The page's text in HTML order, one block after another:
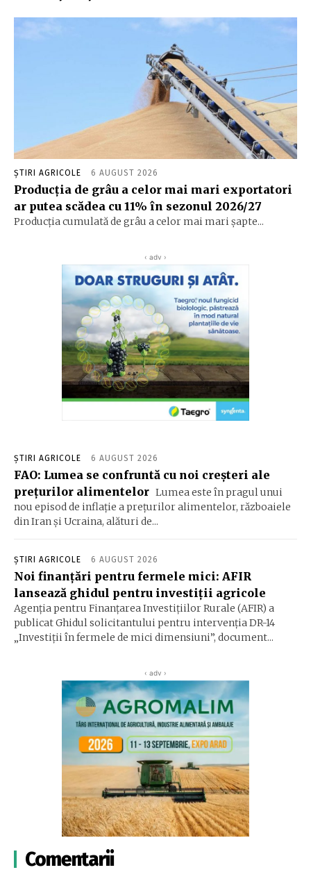
ȘTIRI AGRICOLE 6 AUGUST 2026
Producția de grâu a celor mai mari exportatori
ar putea scădea cu 11% în sezonul 2026/27
Producția cumulată de grâu a celor mai mari șapte...
‹ adv ›
ȘTIRI AGRICOLE 6 AUGUST 2026
FAO: Lumea se confruntă cu noi creşteri ale
preţurilor alimentelor Lumea este în pragul unui
nou episod de inflaţie a preţurilor alimentelor, războaiele
din Iran şi Ucraina, alături de...
ȘTIRI AGRICOLE 6 AUGUST 2026
Noi finanțări pentru fermele mici: AFIR
lansează ghidul pentru investiții agricole
Agenția pentru Finanțarea Investițiilor Rurale (AFIR) a
publicat Ghidul solicitantului pentru intervenția DR-14
„Investiții în fermele de mici dimensiuni”, document...
‹ adv ›
Comentarii